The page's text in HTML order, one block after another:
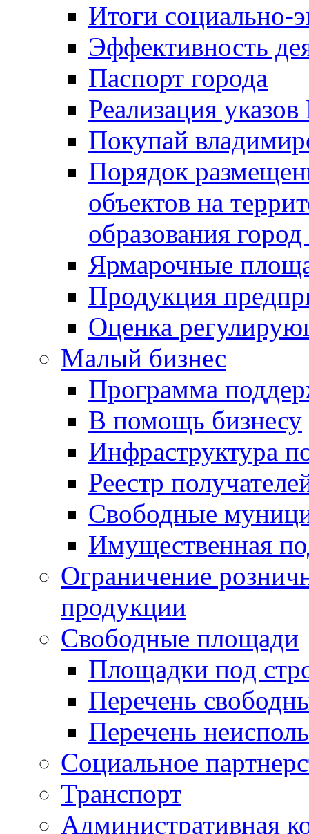
Итоги социально-
Эффективность
Паспорт города
Реализация
Покупай
Порядок
объектов на
образования
Ярмарочные
Продукция
Оценка
Малый бизнес
Программа
В помощь бизнесу
Инфраструктура
Реестр
Свободные
Имущественная
Ограничение
продукции
Свободные площади
Площадки под
Перечень
Перечень
Социальное
Транспорт
Административная